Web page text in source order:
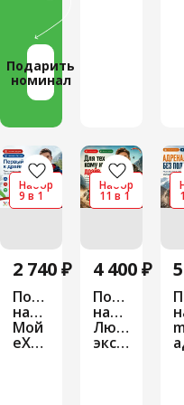
Подарить
номинал
Набор
9 в 1
2 740 ₽
Подарочный
набор
Мой
eXtreme
Набор
11 в 1
4 400 ₽
набор
Любителю
экстрима